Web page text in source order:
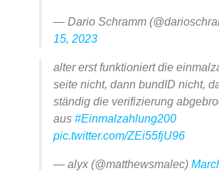
— Dario Schramm
15, 2023
alter erst funktioniert die
seite nicht, dann bundID nicht,
ständig die verifizierung
aus #Einmalzahlung200
pic.twitter.com/ZEi55fjU96
— alyx (@matthewsmalec)